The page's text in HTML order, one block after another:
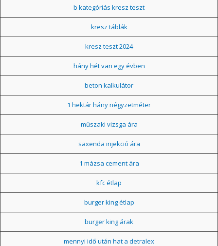
b kategóriás kresz teszt
kresz táblák
kresz teszt 2024
hány hét van egy évben
beton kalkulátor
1 hektár hány négyzetméter
műszaki vizsga ára
saxenda injekció ára
1 mázsa cement ára
kfc étlap
burger king étlap
burger king árak
mennyi idő után hat a detralex